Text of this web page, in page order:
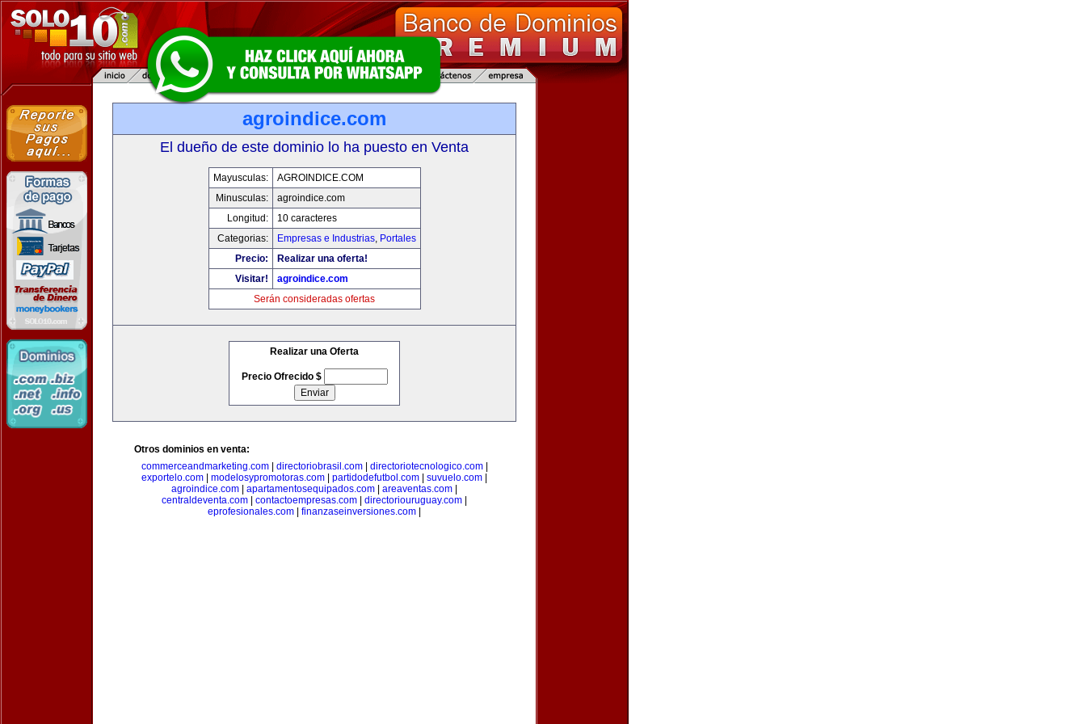
agroindice.com
El dueño de este dominio lo ha puesto en Venta
Mayusculas:
AGROINDICE.COM
Minusculas:
agroindice.com
Longitud:
10 caracteres
Categorias:
Empresas e Industrias, Portales
Precio:
Realizar una oferta!
Visitar!
agroindice.com
Serán consideradas ofertas
Realizar una Oferta
Precio Ofrecido $
Otros dominios en venta:
commerceandmarketing.com| directoriobrasil.com| directoriotecnologico.com|
exportelo.com
modelosypromotoras.com partidodefutbol.com suvuelo.com
agroindice.com
apartamentosequipados.com areaventas.com
centraldeventa.com
contactoempresas.com directoriouruguay.com
eprofesionales.com
finanzaseinversiones.com